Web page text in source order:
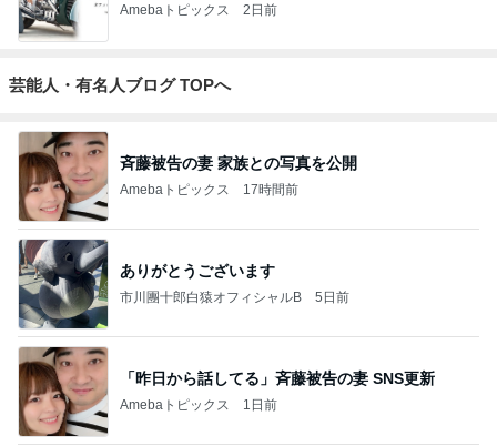
Amebaトピックス 2日前
芸能人・有名人ブログ TOPへ
斉藤被告の妻 家族との写真を公開
Amebaトピックス 17時間前
ありがとうございます
市川團十郎白猿オフィシャルB 5日前
「昨日から話してる」斉藤被告の妻 SNS更新
Amebaトピックス 1日前